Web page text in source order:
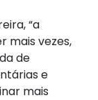
“a
mais vezes,
de
e
mais